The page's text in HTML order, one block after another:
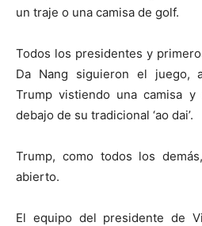
un traje o una camisa de golf.
Todos los presidentes y
Da Nang siguieron el juego,
Trump vistiendo una camisa
debajo de su tradicional ‘ao dai’.
Trump, como todos los
abierto.
El equipo del presidente de